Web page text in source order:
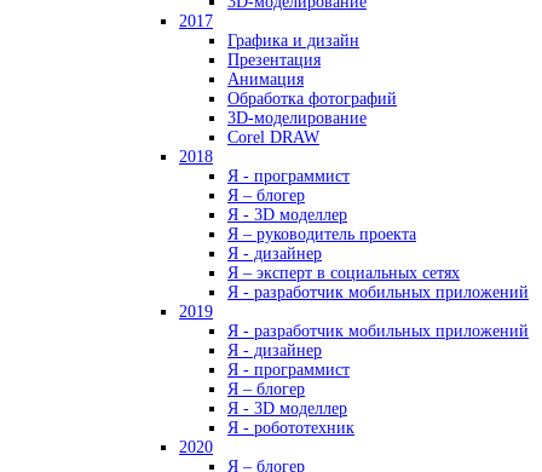
2017
Графика и дизайн
Презентация
Анимация
Обработка фотографий
3D-моделирование
Corel DRAW
2018
Я - программист
Я – блогер
Я - 3D моделлер
Я – руководитель проекта
Я - дизайнер
Я – эксперт в социальных сетях
Я - разработчик мобильных приложений
2019
Я - разработчик мобильных приложений
Я - дизайнер
Я - программист
Я – блогер
Я - 3D моделлер
Я - робототехник
2020
Я – блогер